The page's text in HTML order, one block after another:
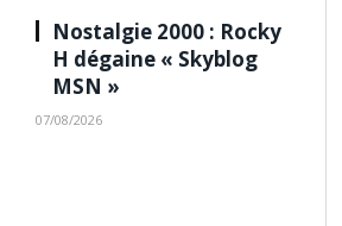
Nostalgie 2000 : Rocky
H dégaine « Skyblog
MSN »
07/08/2026